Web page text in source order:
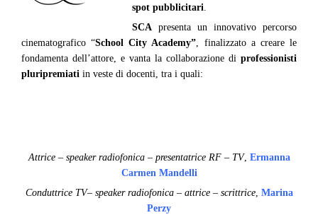
spot pubblicitari
SCA presenta un innovativo percorso
cinematografico “School City Academy” , finalizzato a creare le
fondamenta dell’attore, e vanta la collaborazione di professionisti
pluripremiati in veste di docenti, tra i quali:
Attrice – speaker radiofonica – presentatrice RF – TV, Ermanna
Carmen Mandelli
Conduttrice TV– speaker radiofonica – attrice – scrittrice, Marina
Perzy